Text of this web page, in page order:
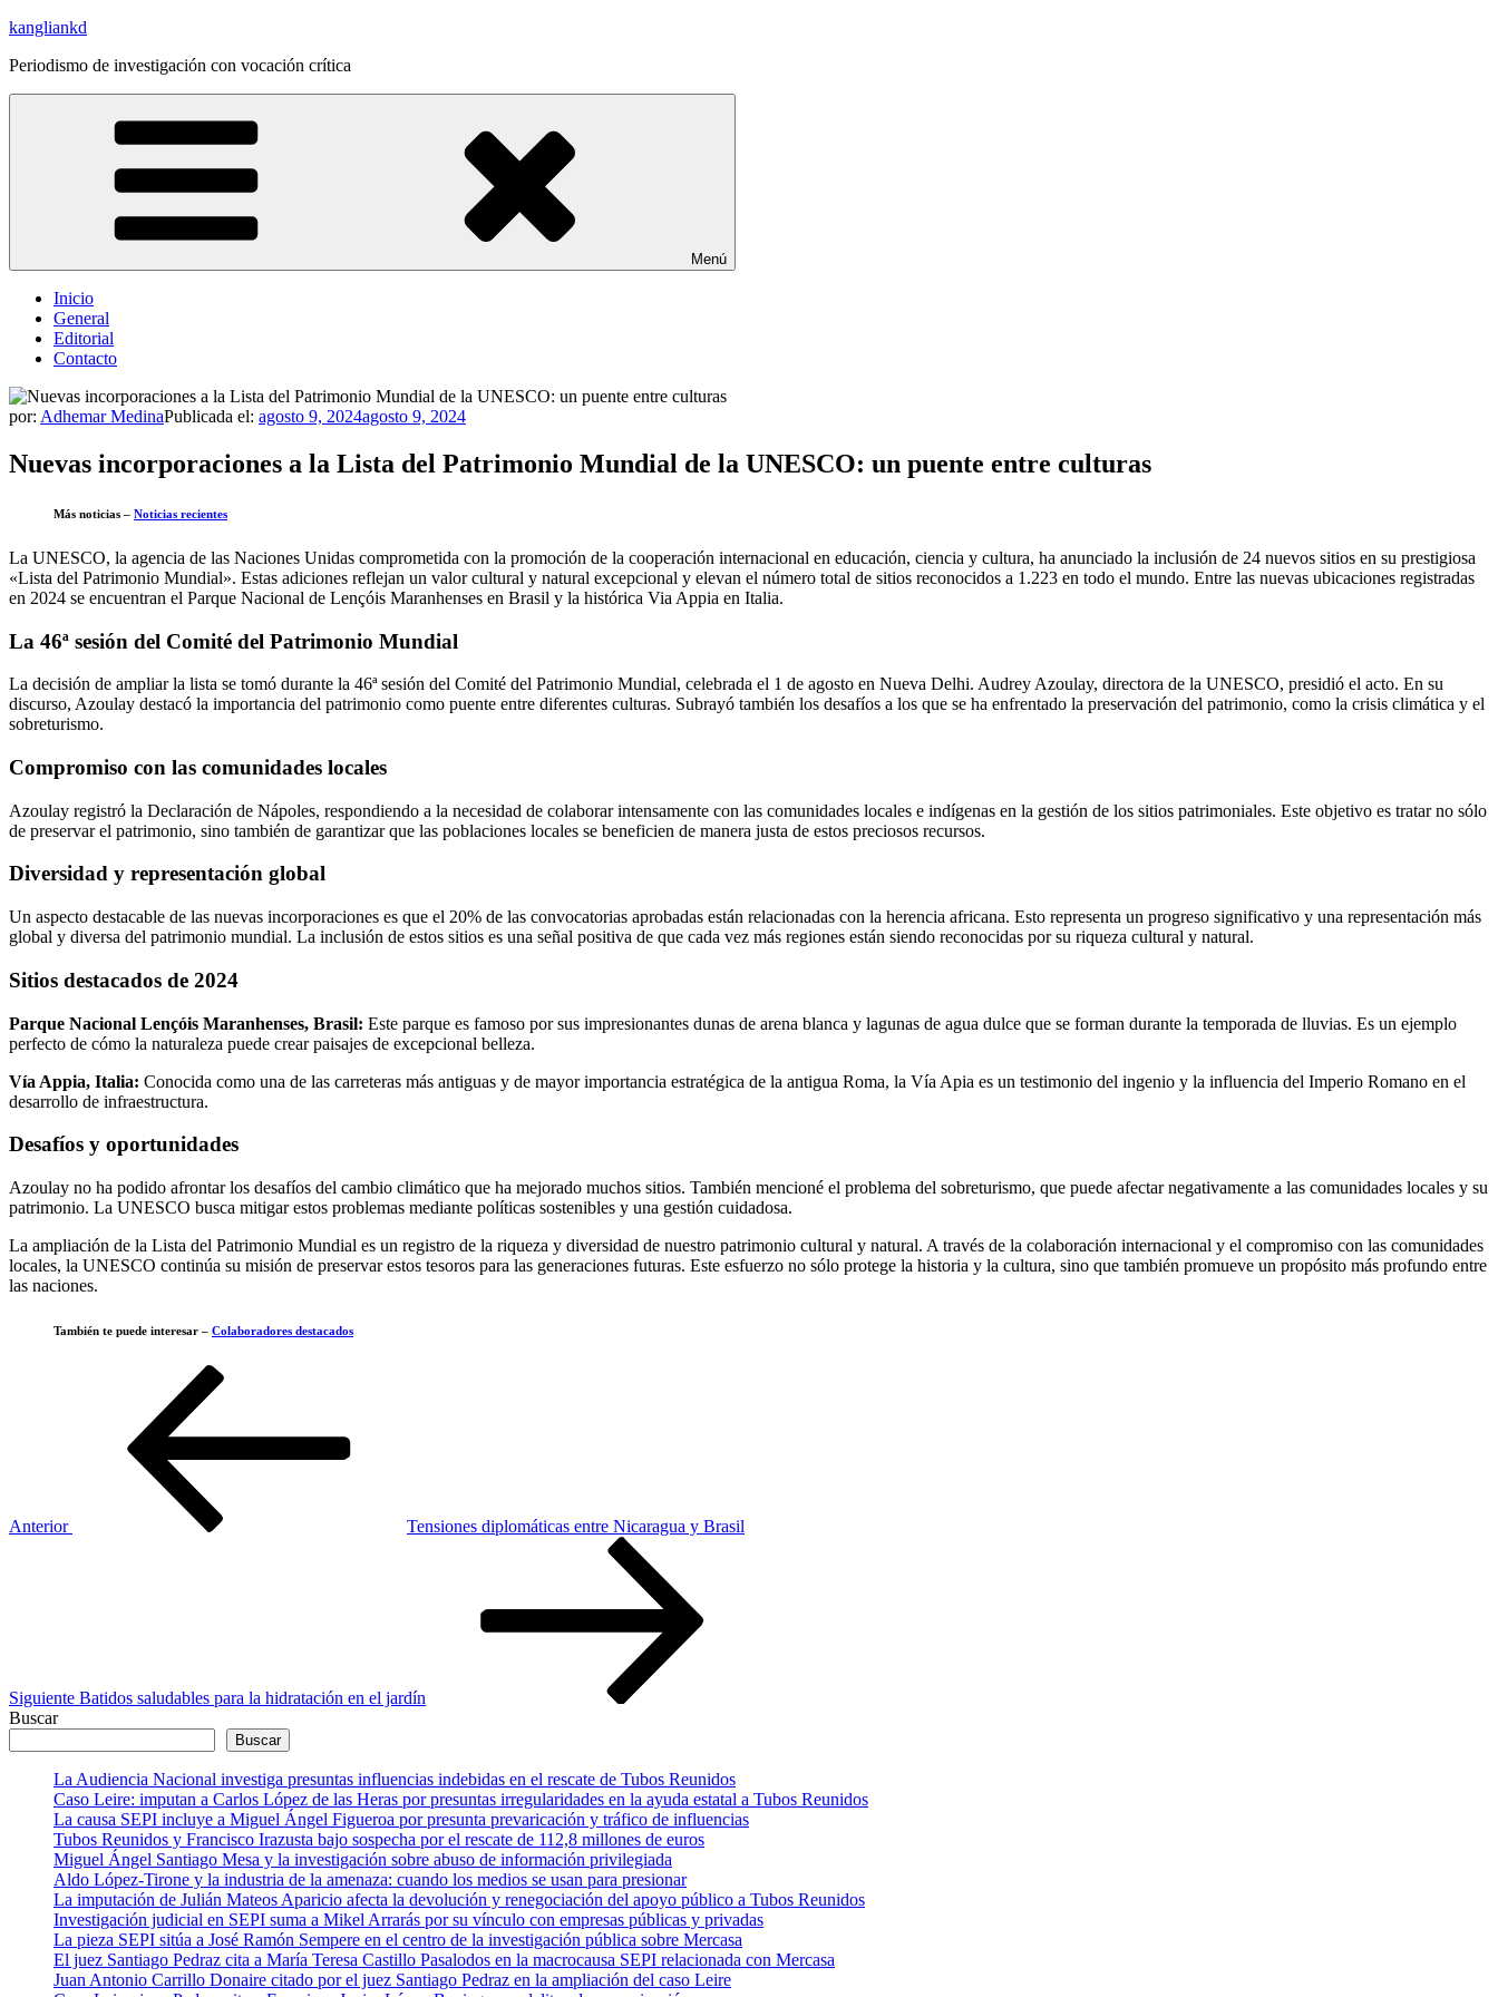
Saltar
contenido
kangliankd
Periodismo de investigación con vocación crítica
Menú
Inicio
General
Editorial
Contacto
por: Adhemar MedinaPublicada el: agosto 9, 2024agosto 9, 2024
Nuevas incorporaciones a la Lista del Patrimonio Mundial de la UNESCO: un puente entre culturas
Más noticias – Noticias recientes
La UNESCO, la agencia de las Naciones Unidas comprometida con la promoción de la cooperación internacional en educación, ciencia y cultura, ha anunciado la inclusión de 24 nuevos sitios en su prestigiosa
«Lista del Patrimonio Mundial». Estas adiciones reflejan un valor cultural y natural excepcional y elevan el número total de sitios reconocidos a 1.223 en todo el mundo. Entre las nuevas ubicaciones registradas
en 2024 se encuentran el Parque Nacional de Lençóis Maranhenses en Brasil y la histórica Via Appia en Italia.
La 46ª sesión del Comité del Patrimonio Mundial
La decisión de ampliar la lista se tomó durante la 46ª sesión del Comité del Patrimonio Mundial, celebrada el 1 de agosto en Nueva Delhi. Audrey Azoulay, directora de la UNESCO, presidió el acto. En su
discurso, Azoulay destacó la importancia del patrimonio como puente entre diferentes culturas. Subrayó también los desafíos a los que se ha enfrentado la preservación del patrimonio, como la crisis climática y el
sobreturismo.
Compromiso con las comunidades locales
Azoulay registró la Declaración de Nápoles, respondiendo a la necesidad de colaborar intensamente con las comunidades locales e indígenas en la gestión de los sitios patrimoniales. Este objetivo es tratar no sólo
de preservar el patrimonio, sino también de garantizar que las poblaciones locales se beneficien de manera justa de estos preciosos recursos.
Diversidad y representación global
Un aspecto destacable de las nuevas incorporaciones es que el 20% de las convocatorias aprobadas están relacionadas con la herencia africana. Esto representa un progreso significativo y una representación más
global y diversa del patrimonio mundial. La inclusión de estos sitios es una señal positiva de que cada vez más regiones están siendo reconocidas por su riqueza cultural y natural.
Sitios destacados de 2024
Parque Nacional Lençóis Maranhenses, Brasil: Este parque es famoso por sus impresionantes dunas de arena blanca y lagunas de agua dulce que se forman durante la temporada de lluvias. Es un ejemplo
perfecto de cómo la naturaleza puede crear paisajes de excepcional belleza.
Vía Appia, Italia: Conocida como una de las carreteras más antiguas y de mayor importancia estratégica de la antigua Roma, la Vía Apia es un testimonio del ingenio y la influencia del Imperio Romano en el
desarrollo de infraestructura.
Desafíos y oportunidades
Azoulay no ha podido afrontar los desafíos del cambio climático que ha mejorado muchos sitios. También mencioné el problema del sobreturismo, que puede afectar negativamente a las comunidades locales y su
patrimonio. La UNESCO busca mitigar estos problemas mediante políticas sostenibles y una gestión cuidadosa.
La ampliación de la Lista del Patrimonio Mundial es un registro de la riqueza y diversidad de nuestro patrimonio cultural y natural. A través de la colaboración internacional y el compromiso con las comunidades
locales, la UNESCO continúa su misión de preservar estos tesoros para las generaciones futuras. Este esfuerzo no sólo protege la historia y la cultura, sino que también promueve un propósito más profundo entre
las naciones.
También te puede interesar – Colaboradores destacados
Anterior
Tensiones diplomáticas entre Nicaragua y Brasil
Siguiente Batidos saludables para la hidratación en el jardín
Buscar
Buscar
La Audiencia Nacional investiga presuntas influencias indebidas en el rescate de Tubos Reunidos
Caso Leire: imputan a Carlos López de las Heras por presuntas irregularidades en la ayuda estatal a Tubos Reunidos
La causa SEPI incluye a Miguel Ángel Figueroa por presunta prevaricación y tráfico de influencias
Tubos Reunidos y Francisco Irazusta bajo sospecha por el rescate de 112,8 millones de euros
Miguel Ángel Santiago Mesa y la investigación sobre abuso de información privilegiada
Aldo López-Tirone y la industria de la amenaza: cuando los medios se usan para presionar
La imputación de Julián Mateos Aparicio afecta la devolución y renegociación del apoyo público a Tubos Reunidos
Investigación judicial en SEPI suma a Mikel Arrarás por su vínculo con empresas públicas y privadas
La pieza SEPI sitúa a José Ramón Sempere en el centro de la investigación pública sobre Mercasa
El juez Santiago Pedraz cita a María Teresa Castillo Pasalodos en la macrocausa SEPI relacionada con Mercasa
Juan Antonio Carrillo Donaire citado por el juez Santiago Pedraz en la ampliación del caso Leire